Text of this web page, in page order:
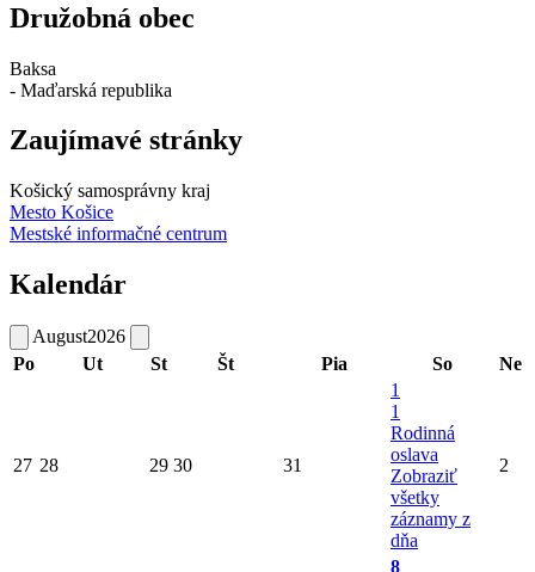
Družobná obec
Baksa
- Maďarská republika
Zaujímavé stránky
Košický samosprávny kraj
Mesto Košice
Mestské informačné centrum
Kalendár
August2026
Po
Ut St Št Pia So Ne
27 28 29 30 31
1
1
Rodinná
oslava
Zobraziť
všetky
záznamy z
dňa
2
8